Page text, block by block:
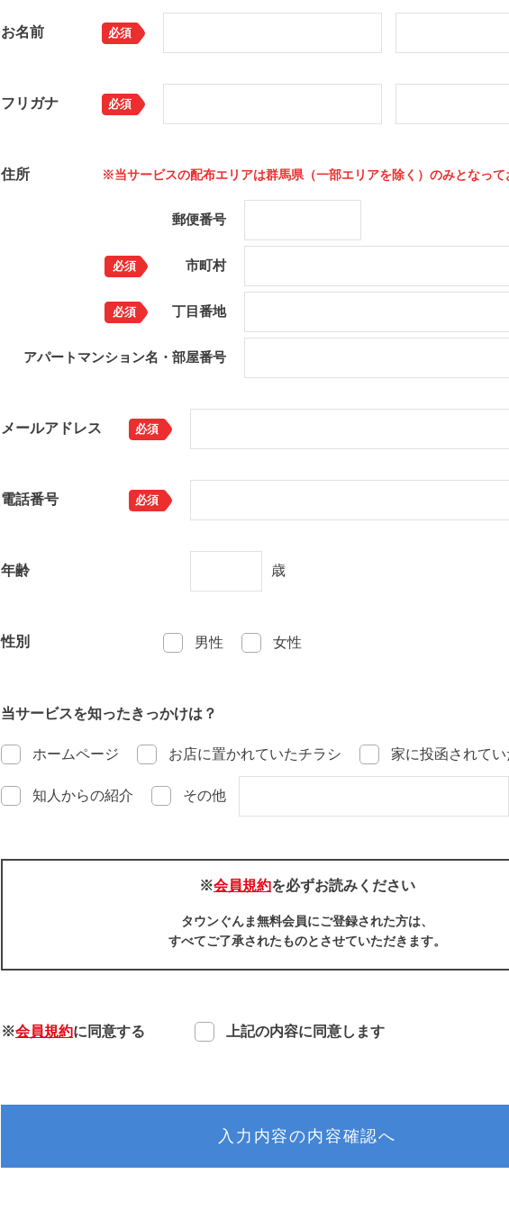
お名前 必須
フリガナ 必須
住所 ※当サービスの配布エリアは群馬県（一部エリアを除く）のみとなって
郵便番号
市町村
必須
丁目番地
必須
アパートマンション名・部屋番号
メールアドレス 必須
電話番号 必須
年齢 歳
性別 男性 女性
当サービスを知ったきっかけは？
ホームページ お店に置かれていたチラシ 家に投函されて
知人からの紹介 その他
※会員規約を必ずお読みください
タウンぐんま無料会員にご登録された方は、
すべてご了承されたものとさせていただきます。
※会員規約に同意する 上記の内容に同意します
入力内容の内容確認へ